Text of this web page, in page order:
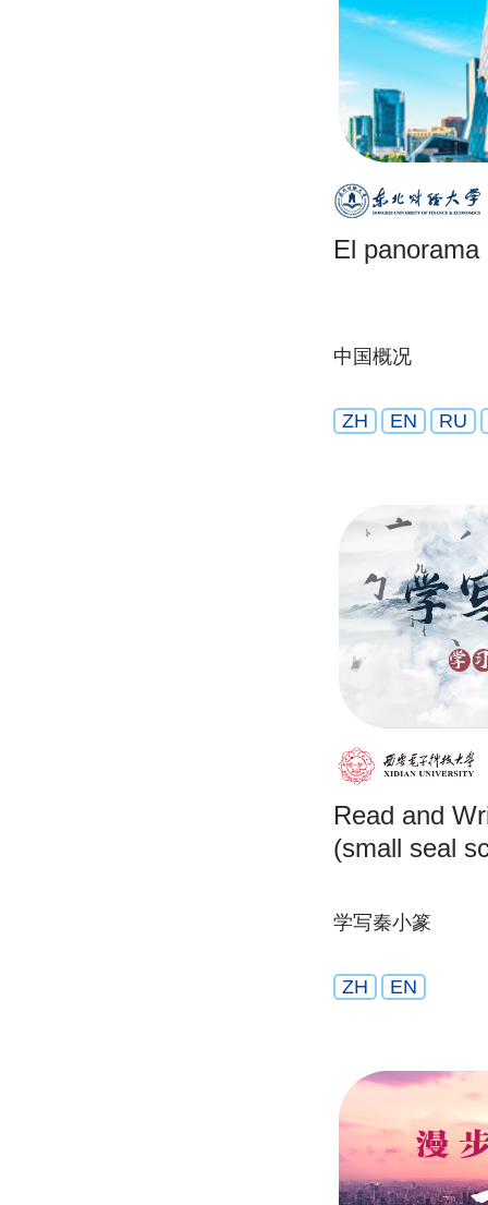
El panorama
中国概况
ZH EN RU
Read and
(small seal
学写秦小篆
ZH EN